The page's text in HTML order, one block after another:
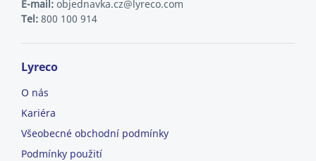
E-mail: objednavka.cz@lyreco.com
Tel: 800 100 914
Lyreco
O nás
Kariéra
Všeobecné obchodní podmínky
Podmínky použití